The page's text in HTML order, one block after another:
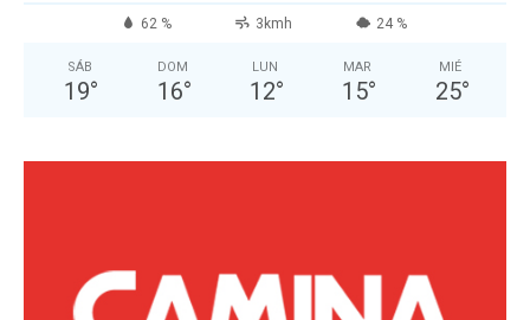
62 % 3kmh 24 %
SÁB
19°
DOM
16°
LUN
12°
MAR
15°
MIÉ
25°